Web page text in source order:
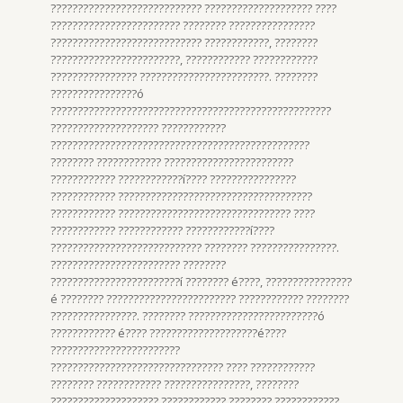
???????????????????????????? ???????????????????? ????
???????????????????????? ???????? ????????????????
???????????????????????????? ????????????, ????????
????????????????????????, ???????????? ????????????
???????????????? ????????????????????????. ????????
????????????????ó
????????????????????????????????????????????????????
???????????????????? ????????????
????????????????????????????????????????????????
???????? ???????????? ????????????????????????
???????????? ????????????í???? ????????????????
???????????? ????????????????????????????????????
???????????? ???????????????????????????????? ????
???????????? ???????????? ????????????í????
???????????????????????????? ???????? ????????????????.
???????????????????????? ????????
????????????????????????í ???????? é????, ????????????????
é ???????? ???????????????????????? ???????????? ????????
????????????????. ???????? ????????????????????????ó
???????????? é???? ????????????????????é????
????????????????????????
???????????????????????????????? ???? ????????????
???????? ???????????? ????????????????, ????????